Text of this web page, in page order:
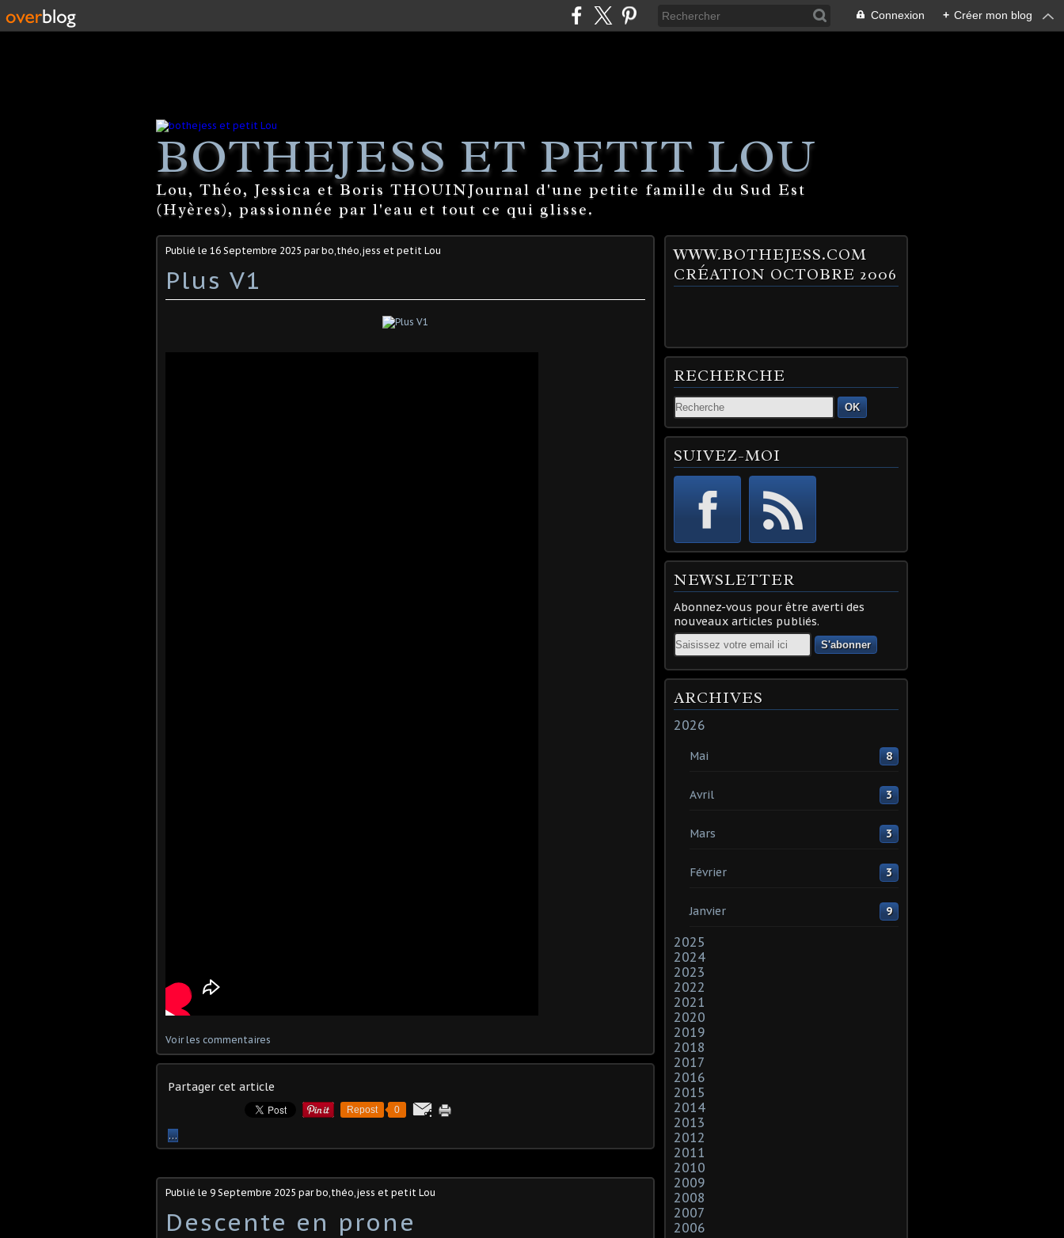
Connexion + Créer mon blog
BOTHEJESS ET PETIT LOU
Lou, Théo, Jessica et Boris THOUINJournal d'une petite famille du Sud Est
(Hyères), passionnée par l'eau et tout ce qui glisse.
Publié le 16 Septembre 2025 par bo,théo,jess et petit Lou
Plus V1
Voir les commentaires
Partager cet article
Repost 0
…
Publié le 9 Septembre 2025 par bo,théo,jess et petit Lou
Descente en prone
WWW.BOTHEJESS.COM
CRÉATION OCTOBRE 2006
RECHERCHE
OK
SUIVEZ-MOI
NEWSLETTER
Abonnez-vous pour être averti des
nouveaux articles publiés.
Email
ARCHIVES
2026
Mai 8
Avril 3
Mars 3
Février 3
Janvier 9
2025
2024
2023
2022
2021
2020
2019
2018
2017
2016
2015
2014
2013
2012
2011
2010
2009
2008
2007
2006